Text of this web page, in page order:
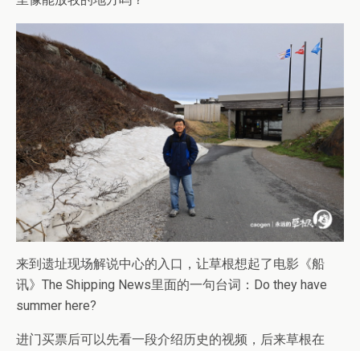
来到遗址现场解说中心的入口，让草根想起了电影《船
讯》The Shipping News里面的一句台词：Do they have
summer here?
进门买票后可以先看一段介绍历史的视频，后来草根在